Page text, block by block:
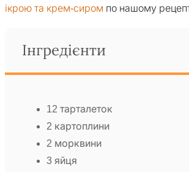
ікрою та крем-сиром по нашому
Інгредієнти
12 тарталеток
2 картоплини
2 морквини
3 яйця